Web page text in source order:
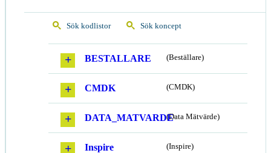
Sök kodlistor Sök koncept
BESTALLARE (Beställare)
CMDK (CMDK)
DATA_MATVARDE(Data Mätvärde)
Inspire (Inspire)